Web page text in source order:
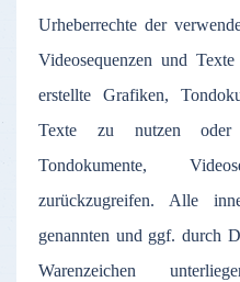
Urheberrechte der
Videosequenzen und
erstellte Grafiken,
Texte zu nutzen oder
Tondokumente,
zurückzugreifen. Alle
genannten und ggf. durch
Warenzeichen